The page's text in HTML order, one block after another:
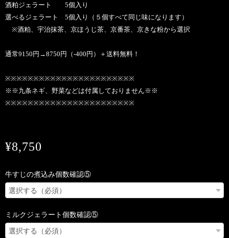
酒粕ジェラート 5個入り
選べるジェラート 5個入り（５個すべて同じ味になります）
※酒粕、宇治抹茶、京ほうじ茶、京番茶、京きな粉から選択
通常9150円→8750円（-400円）＋送料無料！
※※※※※※※※※※※※※※※※※※※※※※※
※※九条ネギ、野菜などは付属しておりません※※
※※※※※※※※※※※※※※※※※※※※※※※
¥8,750
牛すじの煮込み個数確認⑤
ミルクジェラート個数確認⑤